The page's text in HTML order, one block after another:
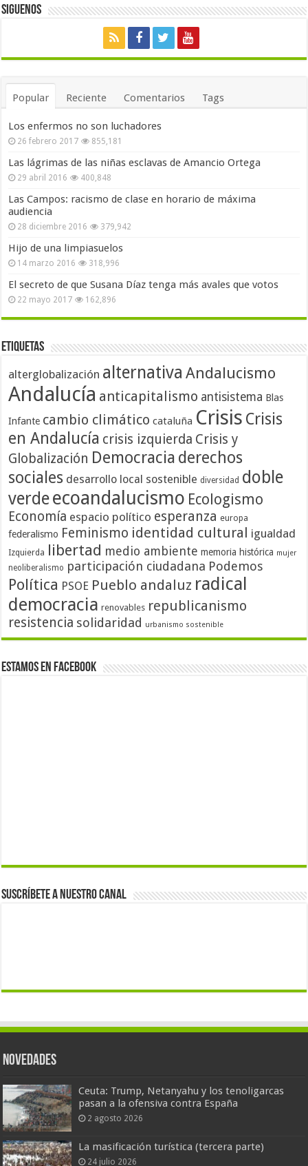
Siguenos
Popular Reciente Comentarios Tags
Los enfermos no son luchadores
26 febrero 2017 855,181
Las lágrimas de las niñas esclavas de Amancio Ortega
29 abril 2016 400,848
Las Campos: racismo de clase en horario de máxima
audiencia
28 diciembre 2016 379,942
Hijo de una limpiasuelos
14 marzo 2016 318,996
El secreto de que Susana Díaz tenga más avales que votos
22 mayo 2017 162,896
Etiquetas
alterglobalización alternativa Andalucismo
Andalucía anticapitalismo antisistema Blas
Infante cambio climático cataluña Crisis Crisis
en Andalucía crisis izquierda Crisis y
Globalización Democracia derechos
sociales desarrollo local sostenible diversidad doble
verdeecoandalucismo Ecologismo
Economía espacio político esperanza europa
federalismo Feminismo identidad cultural igualdad
Izquierda libertad medio ambiente memoria histórica mujer
neoliberalismo participación ciudadana Podemos
Política PSOE Pueblo andaluz radical
democracia renovables republicanismo
resistencia solidaridad urbanismo sostenible
Estamos en Facebook
Suscríbete a nuestro canal
Novedades
Ceuta: Trump, Netanyahu y los tenoligarcas
pasan a la ofensiva contra España
2 agosto 2026
La masificación turística (tercera parte)
24 julio 2026